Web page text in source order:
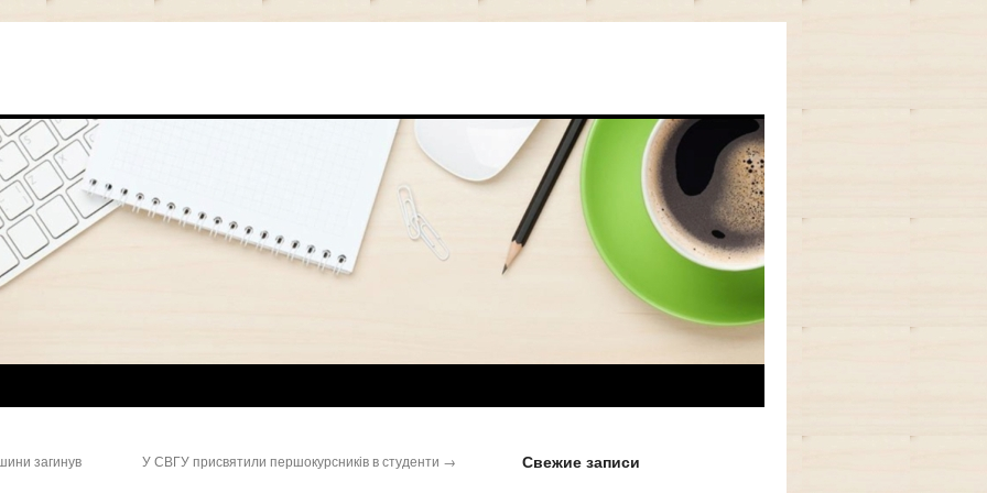
загинув
У СВГУ присвятили першокурсників в студенти → Свежие записи